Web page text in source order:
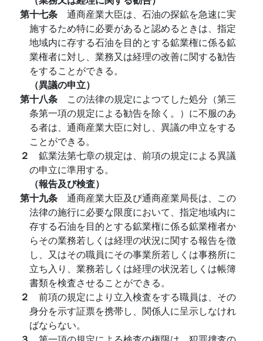
第十七条 通商産業大臣は、石油の探鉱を急速に実
施するため特に必要があると認めるときは、指定
地域内に存する石油を目的とする鉱業権に係る鉱
業権者に対し、業務又は経理の改善に関する勧告
をすることができる。
（異議の申立）
第十八条 この法律の規定によつてした処分（第三
条第一項の規定による勧告を除く。）に不服のあ
る者は、通商産業大臣に対し、異議の申立をする
ことができる。
２ 鉱業法第七章の規定は、前項の規定による異議
の申立に準用する。
（報告及び検査）
第十九条 通商産業大臣及び通商産業局長は、この
法律の施行に必要な限度において、指定地域内に
存する石油を目的とする鉱業権に係る鉱業権者か
らその業務若しくは経理の状況に関する報告を徴
し、又はその職員にその事業所若しくは事務所に
立ち入り、業務若しくは経理の状況若しくは帳簿
書類を検査させることができる。
２ 前項の規定により立入検査をする職員は、その
身分を示す証票を携帯し、関係人に呈示しなけれ
ばならない。